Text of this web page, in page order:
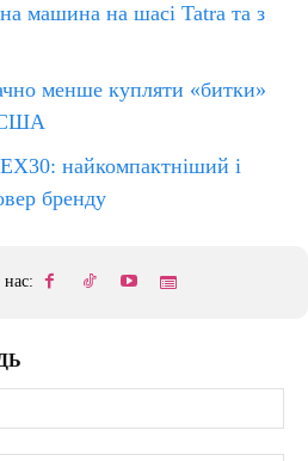
машина на шасі Tatra та з
менше купляти «битки»
США
найкомпактніший і
бренду